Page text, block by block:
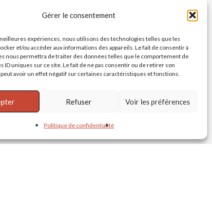
Gérer le consentement
expériences, nous utilisons des technologies telles que les
et/ou accéder aux informations des appareils. Le fait de consentir à
nous permettra de traiter des données telles que le comportement de
ID uniques sur ce site. Le fait de ne pas consentir ou de retirer son
avoir un effet négatif sur certaines caractéristiques et fonctions.
Refuser Voir les préférences
Politique de confidentialité